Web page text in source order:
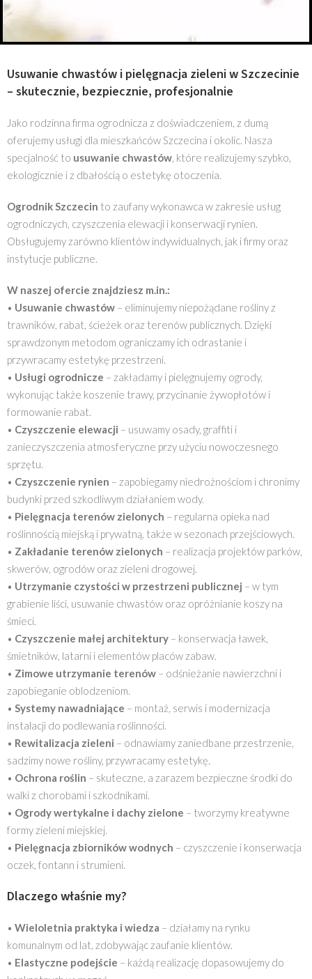
Usuwanie chwastów i pielęgnacja zieleni w Szczecinie
– skutecznie, bezpiecznie, profesjonalnie
Jako rodzinna firma ogrodnicza z doświadczeniem, z dumą
oferujemy usługi dla mieszkańców Szczecina i okolic. Nasza
specjalność to usuwanie chwastów, które realizujemy szybko,
ekologicznie i z dbałością o estetykę otoczenia.
Ogrodnik Szczecin to zaufany wykonawca w zakresie usług
ogrodniczych, czyszczenia elewacji i konserwacji rynien.
Obsługujemy zarówno klientów indywidualnych, jak i firmy oraz
instytucje publiczne.
W naszej ofercie znajdziesz m.in.:
• Usuwanie chwastów – eliminujemy niepożądane rośliny z
trawników, rabat, ścieżek oraz terenów publicznych. Dzięki
sprawdzonym metodom ograniczamy ich odrastanie i
przywracamy estetykę przestrzeni.
• Usługi ogrodnicze – zakładamy i pielęgnujemy ogrody,
wykonując także koszenie trawy, przycinanie żywopłotów i
formowanie rabat.
• Czyszczenie elewacji – usuwamy osady, graffiti i
zanieczyszczenia atmosferyczne przy użyciu nowoczesnego
sprzętu.
• Czyszczenie rynien – zapobiegamy niedrożnościom i chronimy
budynki przed szkodliwym działaniem wody.
• Pielęgnacja terenów zielonych – regularna opieka nad
roślinnością miejską i prywatną, także w sezonach przejściowych.
• Zakładanie terenów zielonych – realizacja projektów parków,
skwerów, ogrodów oraz zieleni drogowej.
• Utrzymanie czystości w przestrzeni publicznej – w tym
grabienie liści, usuwanie chwastów oraz opróżnianie koszy na
śmieci.
• Czyszczenie małej architektury – konserwacja ławek,
śmietników, latarni i elementów placów zabaw.
• Zimowe utrzymanie terenów – odśnieżanie nawierzchni i
zapobieganie oblodzeniom.
• Systemy nawadniające – montaż, serwis i modernizacja
instalacji do podlewania roślinności.
• Rewitalizacja zieleni – odnawiamy zaniedbane przestrzenie,
sadzimy nowe rośliny, przywracamy estetykę.
• Ochrona roślin – skuteczne, a zarazem bezpieczne środki do
walki z chorobami i szkodnikami.
• Ogrody wertykalne i dachy zielone – tworzymy kreatywne
formy zieleni miejskiej.
• Pielęgnacja zbiorników wodnych – czyszczenie i konserwacja
oczek, fontann i strumieni.
Dlaczego właśnie my?
• Wieloletnia praktyka i wiedza – działamy na rynku
komunalnym od lat, zdobywając zaufanie klientów.
• Elastyczne podejście – każdą realizację dopasowujemy do